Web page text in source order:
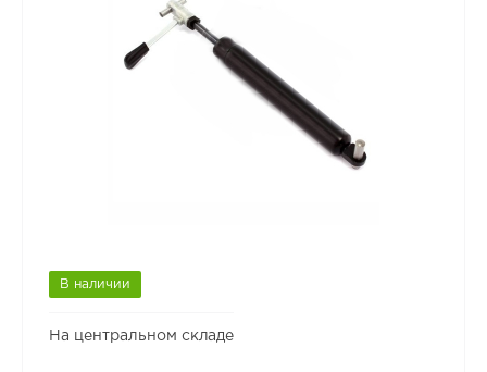
В наличии
На центральном складе